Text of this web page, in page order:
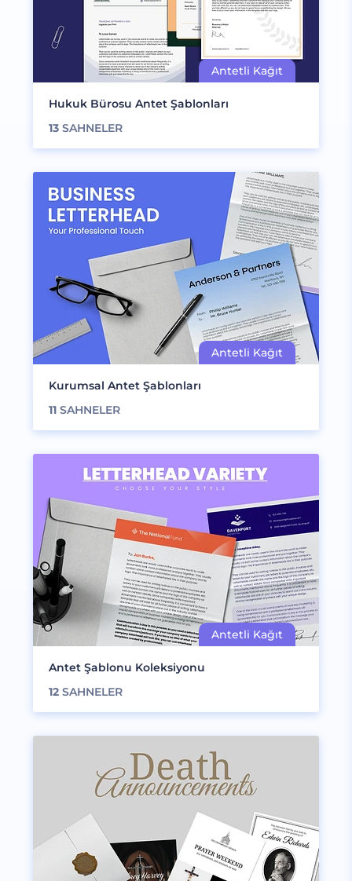
Hukuk Bürosu Antet Şablonları
13 SAHNELER
Kurumsal Antet Şablonları
11 SAHNELER
Antet Şablonu Koleksiyonu
12 SAHNELER